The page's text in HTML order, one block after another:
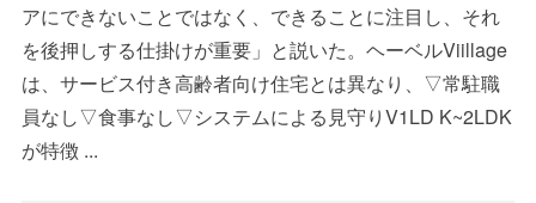
アにできないことではなく、できることに注目し、それ
を後押しする仕掛けが重要」と説いた。ヘーベルViillage
は、サービス付き高齢者向け住宅とは異なり、▽常駐職
員なし▽食事なし▽システムによる見守りV1LD K~2LDK
が特徴 ...